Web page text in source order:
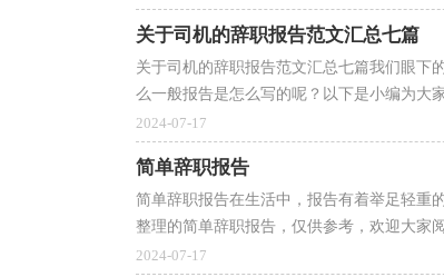
关于司机的辞职报告范文汇总七篇
关于司机的辞职报告范文汇总七篇我们眼下
么一般报告是怎么写的呢？以下是小编为大
2024-07-17
简单辞职报告
简单辞职报告在生活中，报告有着举足轻重
整理的简单辞职报告，仅供参考，欢迎大家
2024-07-17